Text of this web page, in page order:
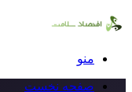
منو
صفحه نخست